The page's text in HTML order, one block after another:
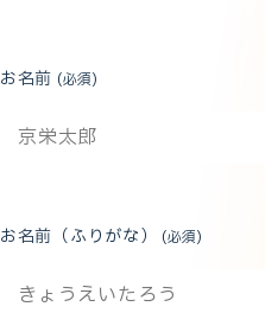
お名前 (必須)
お名前（ふりがな） (必須)